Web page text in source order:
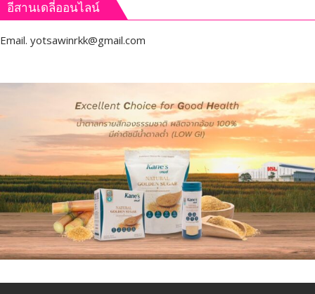
อีสานเดลี่ออนไลน์
Email. yotsawinrkk@gmail.com